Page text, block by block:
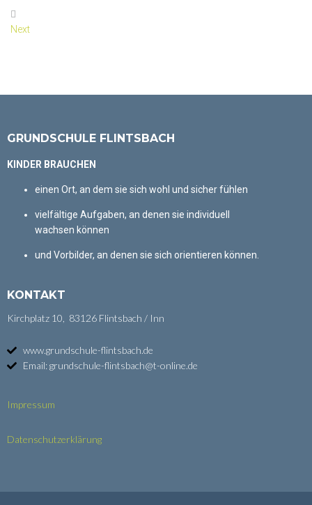
Next
GRUNDSCHULE FLINTSBACH
KINDER BRAUCHEN
einen Ort, an dem sie sich wohl und sicher fühlen
vielfältige Aufgaben, an denen sie individuell
wachsen können
und Vorbilder, an denen sie sich orientieren können.
KONTAKT
Kirchplatz 10, 83126 Flintsbach / Inn
www.grundschule-flintsbach.de
Email: grundschule-flintsbach@t-online.de
Impressum
Datenschutzerklärung